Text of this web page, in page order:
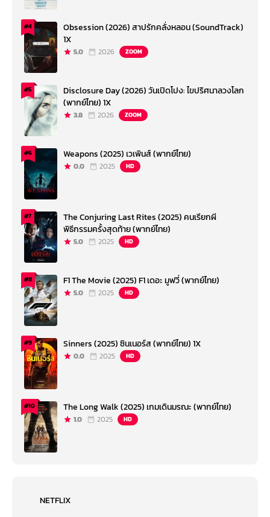
#4
Obsession (2026) สาปรักคลั่งหลอน (SoundTrack)
1X
5.0 2026 ZOOM
#5
Disclosure Day (2026) วันเปิดโปง: ไขปริศนาลวงโลก
(พากย์ไทย) 1X
3.8 2026 ZOOM
#6 Weapons (2025) เวเพินส์ (พากย์ไทย)
0.0 2025 HD
#7
The Conjuring Last Rites (2025) คนเรียกผี
พิธีกรรมครั้งสุดท้าย (พากย์ไทย)
5.0 2025 HD
#8 F1 The Movie (2025) F1 เดอะ มูฟวี่ (พากย์ไทย)
5.0 2025 HD
#9 Sinners (2025) ซินเนอร์ส (พากย์ไทย) 1X
0.0 2025 HD
#10 The Long Walk (2025) เกมเดินมรณะ (พากย์ไทย)
1.0 2025 HD
NETFLIX